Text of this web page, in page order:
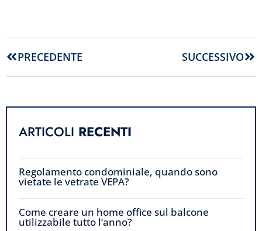
PRECEDENTE SUCCESSIVO
ARTICOLI RECENTI
Regolamento condominiale, quando sono
vietate le vetrate VEPA?
Come creare un home office sul balcone
utilizzabile tutto l’anno?